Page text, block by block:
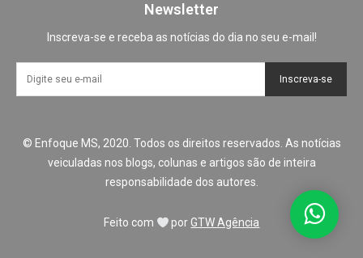
Newsletter
Inscreva-se e receba as notícias do dia no seu e-mail!
Inscreva-se
© Enfoque MS, 2020. Todos os direitos reservados. As notícias
veiculadas nos blogs, colunas e artigos são de inteira
responsabilidade dos autores.
Feito com porGTW Agência